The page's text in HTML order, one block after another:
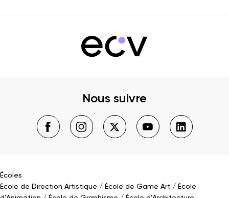
Nous suivre
Écoles
École de Direction Artistique
École de Game Art
École